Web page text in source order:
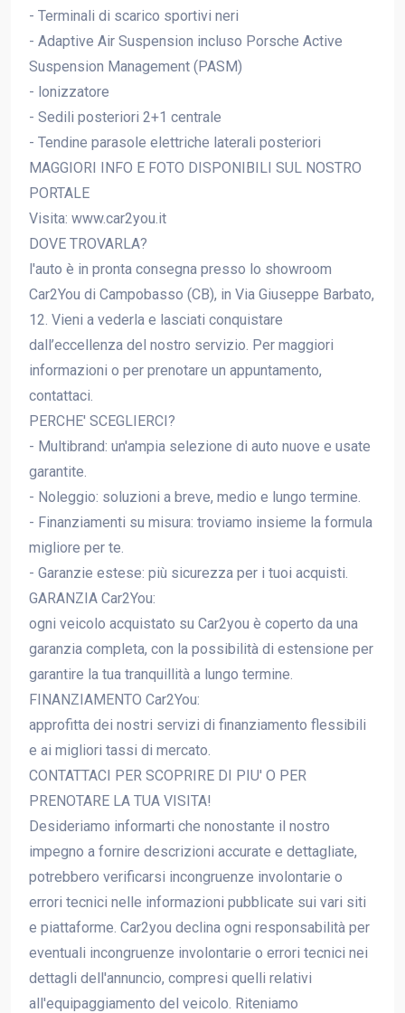
- Terminali di scarico sportivi neri
- Adaptive Air Suspension incluso Porsche Active
Suspension Management (PASM)
- lonizzatore
- Sedili posteriori 2+1 centrale
- Tendine parasole elettriche laterali posteriori
MAGGIORI INFO E FOTO DISPONIBILI SUL NOSTRO
PORTALE
Visita: www.car2you.it
DOVE TROVARLA?
l'auto è in pronta consegna presso lo showroom
Car2You di Campobasso (CB), in Via Giuseppe Barbato,
12. Vieni a vederla e lasciati conquistare
dall’eccellenza del nostro servizio. Per maggiori
informazioni o per prenotare un appuntamento,
contattaci.
PERCHE' SCEGLIERCI?
- Multibrand: un'ampia selezione di auto nuove e usate
garantite.
- Noleggio: soluzioni a breve, medio e lungo termine.
- Finanziamenti su misura: troviamo insieme la formula
migliore per te.
- Garanzie estese: più sicurezza per i tuoi acquisti.
GARANZIA Car2You:
ogni veicolo acquistato su Car2you è coperto da una
garanzia completa, con la possibilità di estensione per
garantire la tua tranquillità a lungo termine.
FINANZIAMENTO Car2You:
approfitta dei nostri servizi di finanziamento flessibili
e ai migliori tassi di mercato.
CONTATTACI PER SCOPRIRE DI PIU' O PER
PRENOTARE LA TUA VISITA!
Desideriamo informarti che nonostante il nostro
impegno a fornire descrizioni accurate e dettagliate,
potrebbero verificarsi incongruenze involontarie o
errori tecnici nelle informazioni pubblicate sui vari siti
e piattaforme. Car2you declina ogni responsabilità per
eventuali incongruenze involontarie o errori tecnici nei
dettagli dell'annuncio, compresi quelli relativi
all'equipaggiamento del veicolo. Riteniamo